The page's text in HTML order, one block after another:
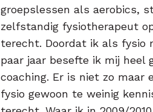
groepslessen als aerobics,
zelfstandig fysiotherapeut
terecht. Doordat ik als fysio
paar jaar besefte ik mij
coaching. Er is niet zo maar
fysio gewoon te weinig